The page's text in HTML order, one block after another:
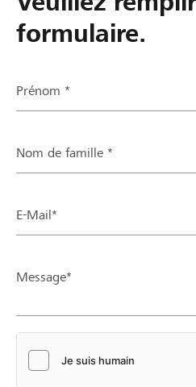
formulaire.
Prénom *
Nom de famille *
E-Mail*
Message*